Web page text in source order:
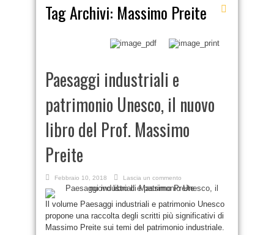
Tag Archivi: Massimo Preite
Paesaggi industriali e
patrimonio Unesco, il nuovo
libro del Prof. Massimo
Preite
Febbraio 10, 2018 Lascia un commento
Il volume Paesaggi industriali e patrimonio Unesco
propone una raccolta degli scritti più significativi di
Massimo Preite sui temi del patrimonio industriale.